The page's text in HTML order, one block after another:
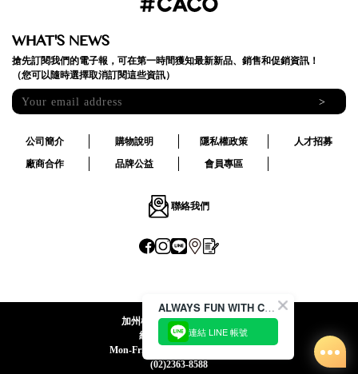
WHAT'S NEWS
搶先訂閱我們的電子報，可在第一時間獲知最新新品、銷售和促銷資訊！
（您可以隨時選擇取消訂閱這些資訊）
>
公司簡介 購物說明 隱私權政策
人才招募
廠商合作
品牌公益 會員專區
聯絡我們
加州椰子國際股份有限公司
統一編號:24492069
Mon-Fri 09:00-12:30 / 13:30-18:00
(02)2363-8588
ALWAYS FUN WITH CACO !
連結 LINE 帳號